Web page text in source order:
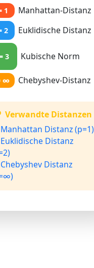
1 Manhattan-Distanz
2 Euklidische Distanz
3 Kubische Norm
∞ Chebyshev-Distanz
Verwandte Distanzen
Distanz (p=1)
Distanz
Distanz